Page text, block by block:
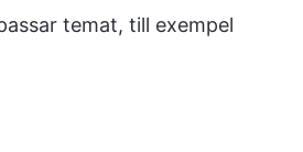
temat, till exempel